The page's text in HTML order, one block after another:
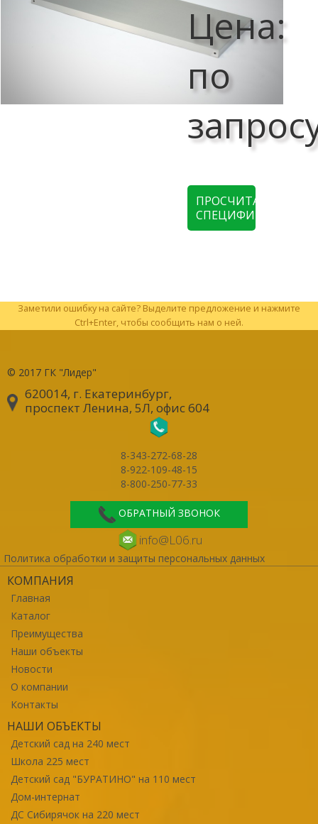
Цена:
по
ПРОСЧИТАТЬ
СПЕЦИФИКАЦИЮ
Заметили ошибку на сайте? Выделите предложение и нажмите
Ctrl+Enter, чтобы сообщить нам о ней.
© 2017 ГК "Лидер"
620014, г. Екатеринбург,
проспект Ленина, 5Л, офис 604
8-343-272-68-28
8-922-109-48-15
8-800-250-77-33
ОБРАТНЫЙ ЗВОНОК
info@L06.ru
Политика обработки и защиты персональных данных
КОМПАНИЯ
Главная
Каталог
Преимущества
Наши объекты
Новости
О компании
Контакты
НАШИ ОБЪЕКТЫ
Детский сад на 240 мест
Школа 225 мест
Детский сад "БУРАТИНО" на 110 мест
Дом-интернат
ДС Сибирячок на 220 мест